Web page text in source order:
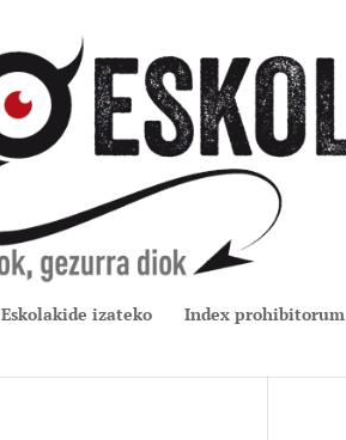
Eskolakide izateko Index prohibitorum